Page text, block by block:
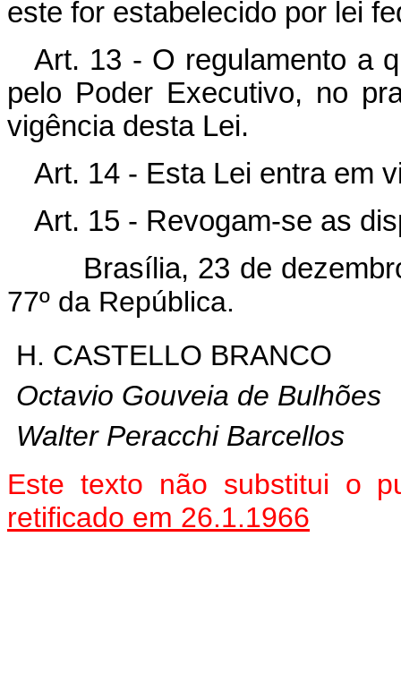
este for estabelecido por lei
Art. 13 - O regulamento a
pelo Poder Executivo, no
vigência desta Lei.
Art. 14 - Esta Lei entra em
Art. 15 - Revogam-se as
Brasília, 23 de
77º da República.
H. CASTELLO BRANCO
Octavio Gouveia de Bulhões
Walter Peracchi Barcellos
Este texto não substitui o
retificado em 26.1.1966